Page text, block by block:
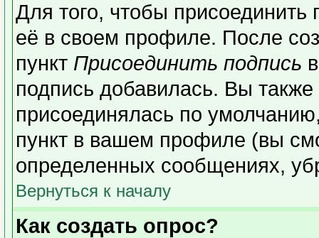
Для того, чтобы
её в своем профиле. После
пункт Присоединить подпись
подпись добавилась. Вы
присоединялась по
пункт в вашем профиле (вы
определенных сообщениях,
Вернуться к началу
Как создать опрос?